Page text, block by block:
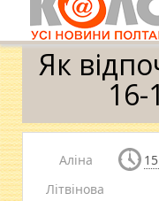
Головна »
Полтаві 16-18
Як
Аліна
Літвінова